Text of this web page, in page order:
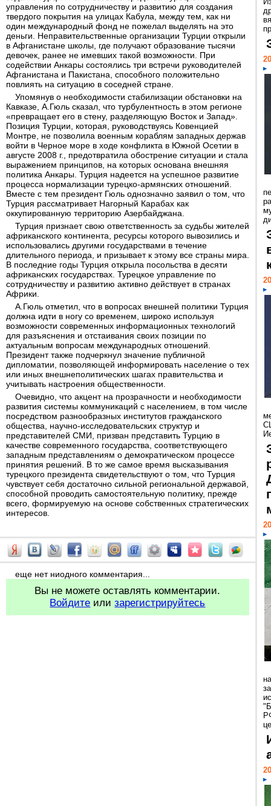
управления по сотрудничеству и развитию для создания
твердого покрытия на улицах Кабула, между тем, как ни
один международный фонд не пожелал выделять на это
деньги. Неправительственные организации Турции открыли
в Афганистане школы, где получают образование тысячи
девочек, ранее не имевших такой возможности. При
содействии Анкары состоялись три встречи руководителей
Афганистана и Пакистана, способного положительно
повлиять на ситуацию в соседней стране.
Упомянув о необходимости стабилизации обстановки на
Кавказе, А.Гюль сказал, что турбулентность в этом регионе
«превращает его в стену, разделяющую Восток и Запад».
Позиция Турции, которая, руководствуясь Ковенцией
Монтре, не позволила военным кораблям западных держав
войти в Черное море в ходе конфликта в Южной Осетии в
августе 2008 г., предотвратила обострение ситуации и стала
выражением принципов, на которых основана внешняя
политика Анкары. Турция надеется на успешное развитие
процесса нормализации турецко-армянских отношений.
Вместе с тем президент Гюль однозначно заявил о том, что
Турция рассматривает Нагорный Карабах как
оккупированную территорию Азербайджана.
Турция признает свою ответственность за судьбы жителей
африканского континента, ресурсы которого вывозились и
использовались другими государствами в течение
длительного периода, и призывает к этому все страны мира.
В последние годы Турция открыла посольства в десяти
африканских государствах. Турецкое управление по
сотрудничеству и развитию активно действует в странах
Африки.
А.Гюль отметил, что в вопросах внешней политики Турция
должна идти в ногу со временем, широко используя
возможности современных информационных технологий
для разъяснения и отстаивания своих позиции по
актуальным вопросам международных отношений.
Президент также подчеркнул значение публичной
дипломатии, позволяющей информировать население о тех
или иных внешнеполитических шагах правительства и
учитывать настроения общественности.
Очевидно, что акцент на прозрачности и необходимости
развития системы коммуникаций с населением, в том числе
посредством разнообразных институтов гражданского
общества, научно-исследовательских структур и
представителей СМИ, призван представить Турцию в
качестве современного государства, соответствующего
западным представлениям о демократическом процессе
принятия решений. В то же самое время высказывания
турецкого президента свидетельствуют о том, что Турция
чувствует себя достаточно сильной региональной державой,
способной проводить самостоятельную политику, прежде
всего, формируемую на основе собственных стратегических
интересов.
еще нет ниодного комментария...
Вы не можете оставлять комментарии.
Войдите илизарегистрируйтесь